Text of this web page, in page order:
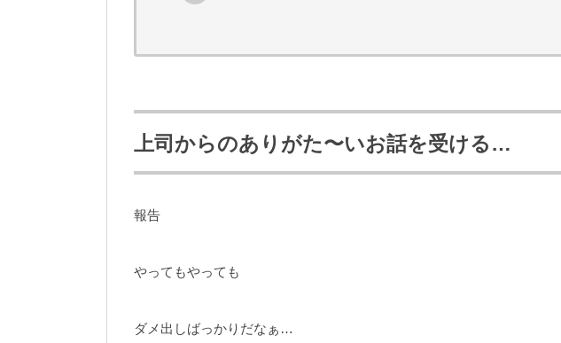
上司からのありがた〜いお話を受ける…
報告
やってもやっても
ダメ出しばっかりだなぁ…